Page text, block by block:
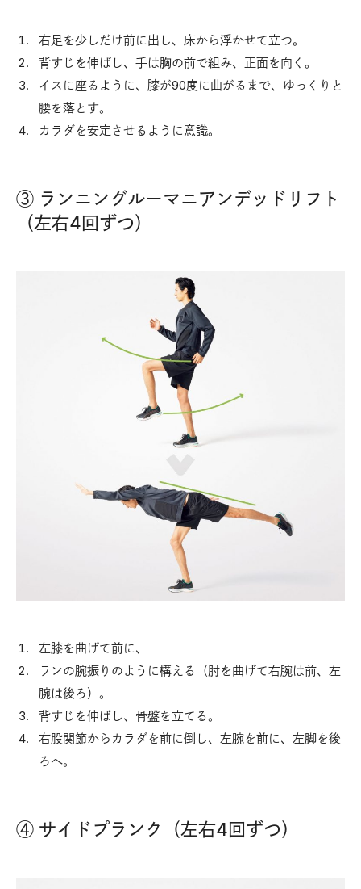
右足を少しだけ前に出し、床から浮かせて立つ。
背すじを伸ばし、手は胸の前で組み、正面を向く。
イスに座るように、膝が90度に曲がるまで、ゆっくりと
腰を落とす。
カラダを安定させるように意識。
③ ランニングルーマニアンデッドリフト
（左右4回ずつ）
左膝を曲げて前に、
ランの腕振りのように構える（肘を曲げて右腕は前、左
腕は後ろ）。
背すじを伸ばし、骨盤を立てる。
右股関節からカラダを前に倒し、左腕を前に、左脚を後
ろへ。
④ サイドプランク（左右4回ずつ）